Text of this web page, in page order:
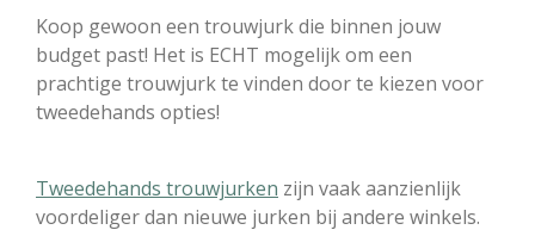
Koop gewoon een trouwjurk die binnen jouw
budget past! Het is ECHT mogelijk om een
prachtige trouwjurk te vinden door te kiezen voor
tweedehands opties!
Tweedehands trouwjurken zijn vaak aanzienlijk
voordeliger dan nieuwe jurken bij andere winkels.